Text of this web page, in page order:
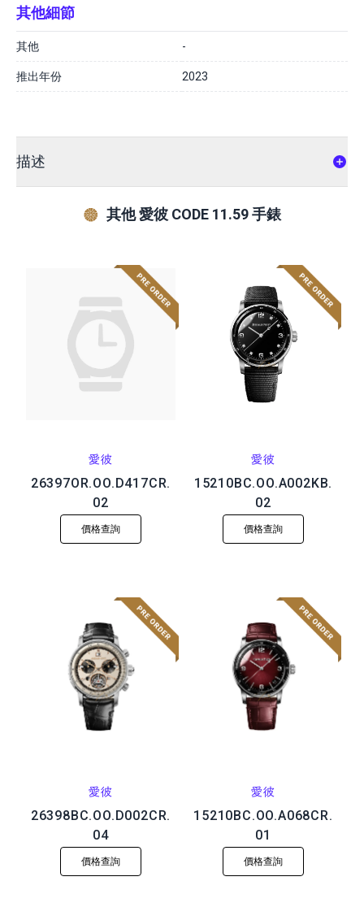
其他細節
其他 -
推出年份 2023
描述
其他 愛彼 CODE 11.59 手錶
愛彼
26397OR.OO.D417CR.
02
價格查詢
愛彼
15210BC.OO.A002KB.
02
價格查詢
愛彼
26398BC.OO.D002CR.
04
價格查詢
愛彼
15210BC.OO.A068CR.
01
價格查詢